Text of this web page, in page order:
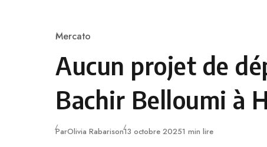
Category
Mercato
Aucun projet de
Bachir Belloumi à
ParOlivia RabarisonPublié
13 octobre 20251 min lire